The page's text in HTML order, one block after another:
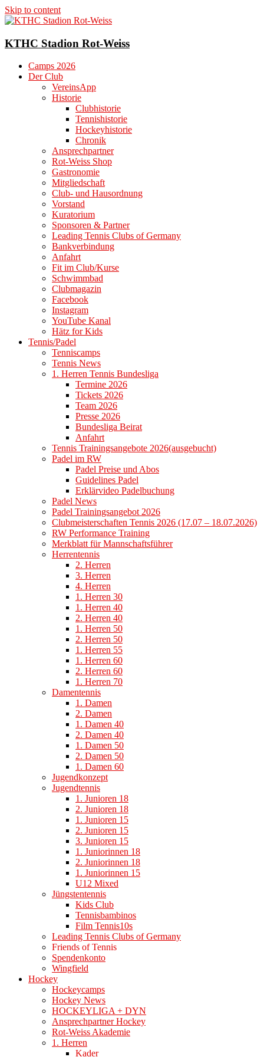
Skip to content
KTHC Stadion Rot-Weiss
Camps 2026
Der Club
VereinsApp
Historie
Clubhistorie
Tennishistorie
Hockeyhistorie
Chronik
Ansprechpartner
Rot-Weiss Shop
Gastronomie
Mitgliedschaft
Club- und Hausordnung
Vorstand
Kuratorium
Sponsoren & Partner
Leading Tennis Clubs of Germany
Bankverbindung
Anfahrt
Fit im Club/Kurse
Schwimmbad
Clubmagazin
Facebook
Instagram
YouTube Kanal
Hätz for Kids
Tennis/Padel
Tenniscamps
Tennis News
1. Herren Tennis Bundesliga
Termine 2026
Tickets 2026
Team 2026
Presse 2026
Bundesliga Beirat
Anfahrt
Tennis Trainingsangebote 2026(ausgebucht)
Padel im RW
Padel Preise und Abos
Guidelines Padel
Erklärvideo Padelbuchung
Padel News
Padel Trainingsangebot 2026
Clubmeisterschaften Tennis 2026 (17.07 – 18.07.2026)
RW Performance Training
Merkblatt für Mannschaftsführer
Herrentennis
2. Herren
3. Herren
4. Herren
1. Herren 30
1. Herren 40
2. Herren 40
1. Herren 50
2. Herren 50
1. Herren 55
1. Herren 60
2. Herren 60
1. Herren 70
Damentennis
1. Damen
2. Damen
1. Damen 40
2. Damen 40
1. Damen 50
2. Damen 50
1. Damen 60
Jugendkonzept
Jugendtennis
1. Junioren 18
2. Junioren 18
1. Junioren 15
2. Junioren 15
3. Junioren 15
1. Juniorinnen 18
2. Juniorinnen 18
1. Juniorinnen 15
U12 Mixed
Jüngstentennis
Kids Club
Tennisbambinos
Film Tennis10s
Leading Tennis Clubs of Germany
Friends of Tennis
Spendenkonto
Wingfield
Hockey
Hockeycamps
Hockey News
HOCKEYLIGA + DYN
Ansprechpartner Hockey
Rot-Weiss Akademie
1. Herren
Kader